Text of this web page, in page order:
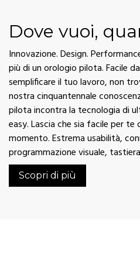
Dove vuoi,
Innovazione. Design.
più di un orologio pilota. Facile
semplificare il tuo lavoro, non
nostra cinquantennale
pilota incontra la tecnologia di
easy. Lascia che sia facile per
momento. Estrema usabilità,
programmazione visuale,
Scopri di più